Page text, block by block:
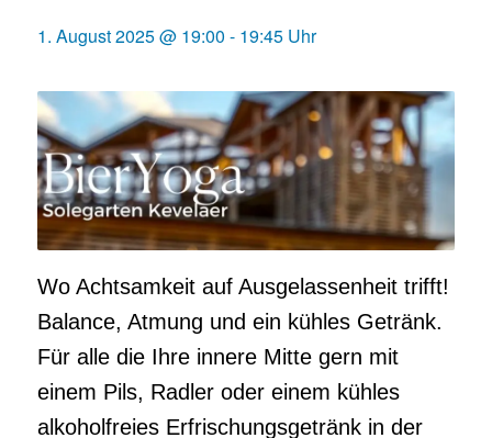
1. August 2025 @ 19:00 - 19:45
Wo Achtsamkeit auf Ausgelassenheit trifft!
Balance, Atmung und ein kühles Getränk.
Für alle die Ihre innere Mitte gern mit
einem Pils, Radler oder einem kühles
alkoholfreies Erfrischungsgetränk in der